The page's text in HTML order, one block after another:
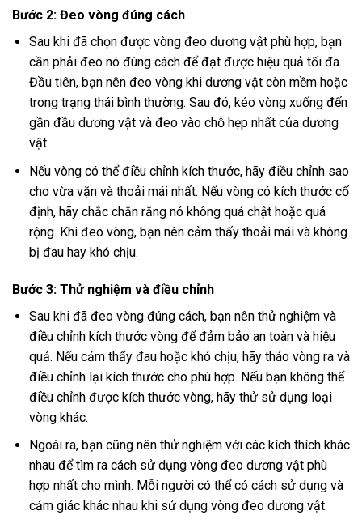
Bước 2: Đeo vòng đúng cách
Sau khi đã chọn được vòng đeo dương vật phù hợp, bạn
cần phải đeo nó đúng cách để đạt được hiệu quả tối đa.
Đầu tiên, bạn nên đeo vòng khi dương vật còn mềm hoặc
trong trạng thái bình thường. Sau đó, kéo vòng xuống đến
gần đầu dương vật và đeo vào chỗ hẹp nhất của dương
vật.
Nếu vòng có thể điều chỉnh kích thước, hãy điều chỉnh sao
cho vừa vặn và thoải mái nhất. Nếu vòng có kích thước cố
định, hãy chắc chắn rằng nó không quá chật hoặc quá
rộng. Khi đeo vòng, bạn nên cảm thấy thoải mái và không
bị đau hay khó chịu.
Bước 3: Thử nghiệm và điều chỉnh
Sau khi đã đeo vòng đúng cách, bạn nên thử nghiệm và
điều chỉnh kích thước vòng để đảm bảo an toàn và hiệu
quả. Nếu cảm thấy đau hoặc khó chịu, hãy tháo vòng ra và
điều chỉnh lại kích thước cho phù hợp. Nếu bạn không thể
điều chỉnh được kích thước vòng, hãy thử sử dụng loại
vòng khác.
Ngoài ra, bạn cũng nên thử nghiệm với các kích thích khác
nhau để tìm ra cách sử dụng vòng đeo dương vật phù
hợp nhất cho mình. Mỗi người có thể có cách sử dụng và
cảm giác khác nhau khi sử dụng vòng đeo dương vật.